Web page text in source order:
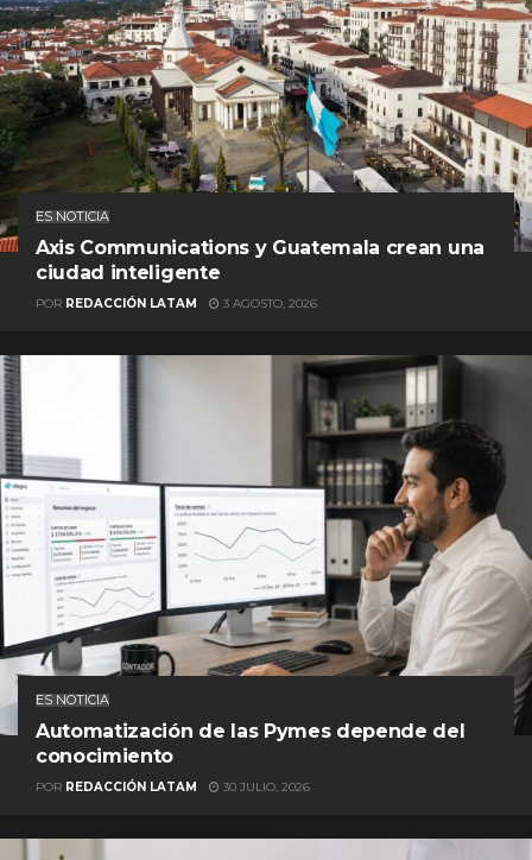
ES NOTICIA
Axis Communications y Guatemala crean una
ciudad inteligente
POR REDACCIÓN LATAM 3 AGOSTO, 2026
ES NOTICIA
Automatización de las Pymes depende del
conocimiento
POR REDACCIÓN LATAM 30 JULIO, 2026